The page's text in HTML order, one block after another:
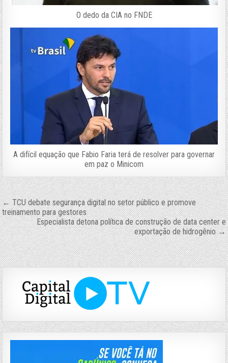
O dedo da CIA no FNDE
A difícil equação que Fabio Faria terá de resolver para governar
em paz o Minicom
Navegação
de
Post
← TCU debate segurança digital no setor público e promove
treinamento para gestores
Especialista detona política de construção de data center e
exportação de hidrogênio →